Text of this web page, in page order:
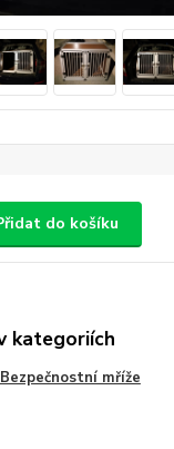
do košíku
kategoriích
mříže